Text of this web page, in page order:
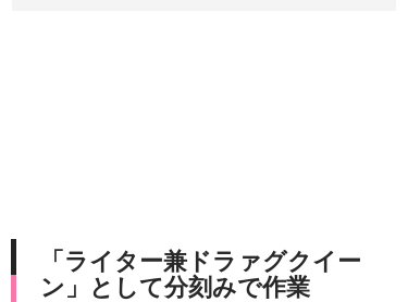
「ライター兼ドラァグクイー
ン」として分刻みで作業